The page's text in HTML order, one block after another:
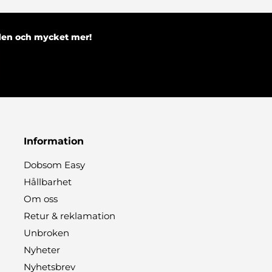
och mycket mer!
Information
Dobsom Easy
Hållbarhet
Om oss
Retur & reklamation
Unbroken
Nyheter
Nyhetsbrev